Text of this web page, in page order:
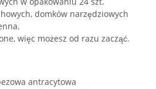
domków narzędziowych
więc możesz od razu zacząć.
antracytowa